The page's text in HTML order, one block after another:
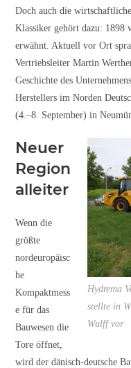
Doch auch die
Klassiker gehört dazu: 1898
erwähnt. Aktuell vor Ort
Vertriebsleiter Martin
Geschichte des
Herstellers im Norden
(4.–8. September) in
Hydrema
stellte in
Wulff vor
Neuer
Region
alleiter
Wenn die
größte
nordeuropäisc
he
Kompaktmess
e für das
Bauwesen die
Tore öffnet,
wird der dänisch-deutsche